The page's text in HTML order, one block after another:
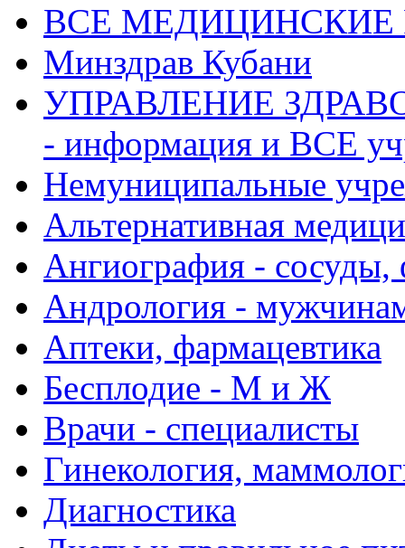
ВСЕ МЕДИЦИНСКИЕ
Минздрав Кубани
УПРАВЛЕНИЕ
- информация и ВСЕ
Немуниципальные
Альтернативная
Ангиография - сосуды,
Андрология -
Аптеки, фармацевтика
Бесплодие - М и Ж
Врачи - специалисты
Гинекология,
Диагностика